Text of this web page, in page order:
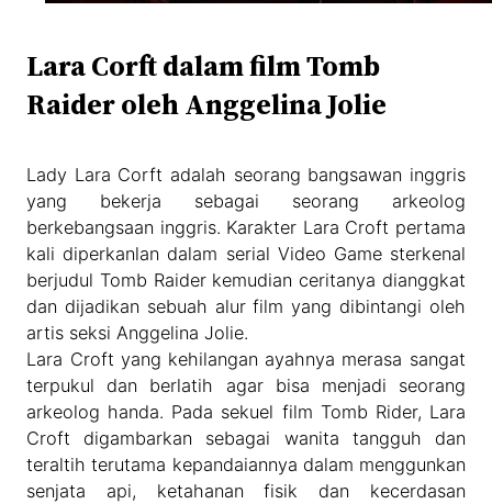
Lara Corft dalam film Tomb
Raider oleh Anggelina Jolie
Lady Lara Corft adalah seorang bangsawan inggris
yang bekerja sebagai seorang arkeolog
berkebangsaan inggris. Karakter Lara Croft pertama
kali diperkanlan dalam serial Video Game sterkenal
berjudul Tomb Raider kemudian ceritanya dianggkat
dan dijadikan sebuah alur film yang dibintangi oleh
artis seksi Anggelina Jolie.
Lara Croft yang kehilangan ayahnya merasa sangat
terpukul dan berlatih agar bisa menjadi seorang
arkeolog handa. Pada sekuel film Tomb Rider, Lara
Croft digambarkan sebagai wanita tangguh dan
teraltih terutama kepandaiannya dalam menggunkan
senjata api, ketahanan fisik dan kecerdasan